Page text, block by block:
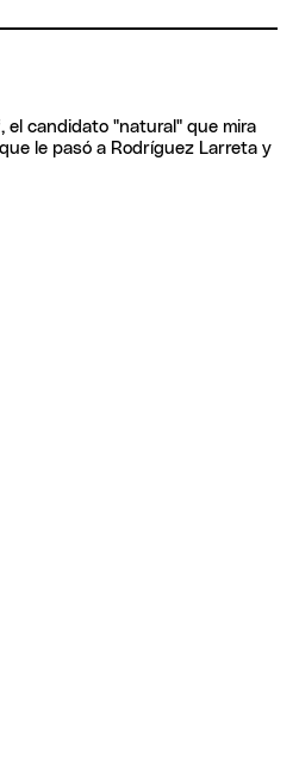
el candidato "natural" que mira
le pasó a Rodríguez Larreta y